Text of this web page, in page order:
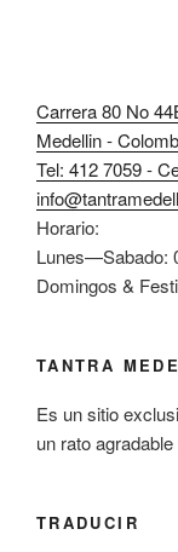
Carrera 80 No
Medellin -
Tel: 412 7059 -
Horario:
Lunes—Sabado:
Domingos &
TANTRA
Es un sitio
un rato
TRADUCIR